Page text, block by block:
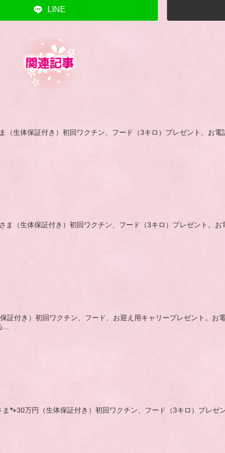
LINE
関連記事
（生体保証付き）初回ワクチン、フード（3キロ）プレゼント。お
ま（生体保証付き）初回ワクチン、フード（3キロ）プレゼント。
証付き）初回ワクチン、フード、お迎え用キャリープレゼント。お
🐾30万円（生体保証付き）初回ワクチン、フード（3キロ）プレゼ